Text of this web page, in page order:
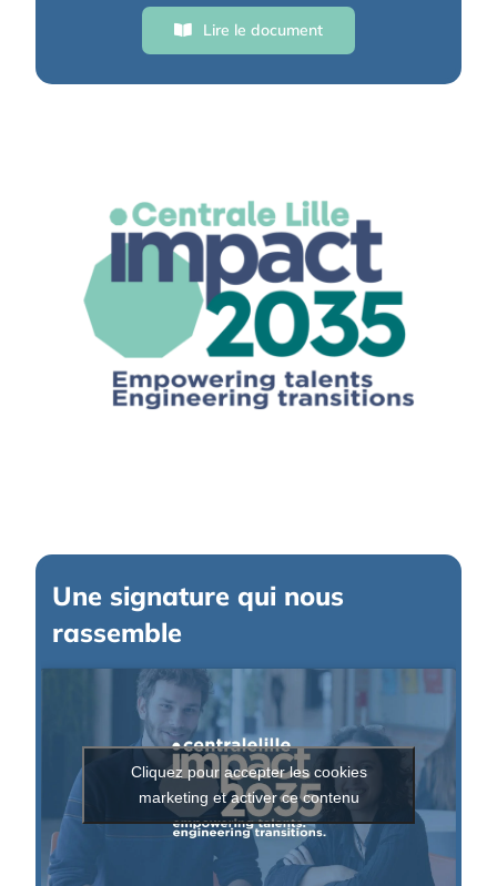
Lire le document
Une signature qui nous
rassemble
Cliquez pour accepter les cookies
marketing et activer ce contenu